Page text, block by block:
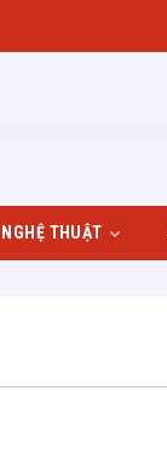
NGHỆ THUẬT
Nhiếp ảnh